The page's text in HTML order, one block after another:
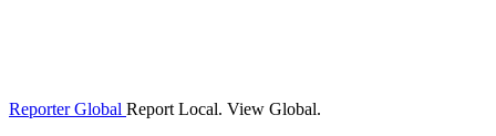
Reporter Global Report Local. View Global.